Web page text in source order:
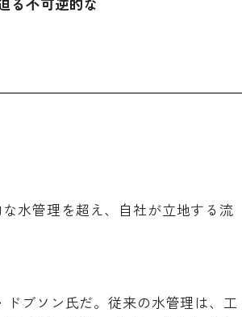
水管理を超え、自社が立地する流
ブソン氏だ。従来の水管理は、工